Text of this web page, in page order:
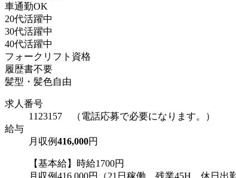
車通勤OK
20代活躍中
30代活躍中
40代活躍中
フォークリフト資格
履歴書不要
髪型・髪色自由
求人番号
1123157 （電話応募で必要になります。）
給与
月収例416,000円
【基本給】時給1700円